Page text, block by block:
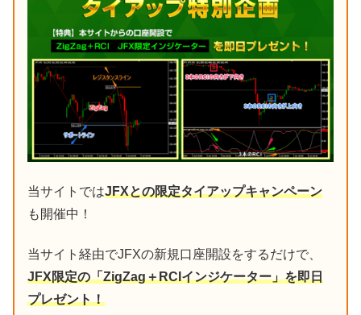
当サイトではJFXとの限定タイアップキャンペーン
も開催中！
当サイト経由でJFXの新規口座開設をするだけで、
JFX限定の「ZigZag＋RCIインジケーター」を即日
プレゼント！